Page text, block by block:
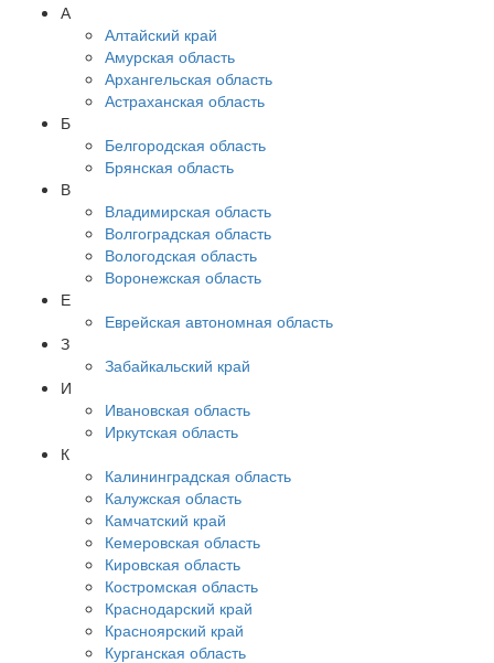
А
Алтайский край
Амурская область
Архангельская область
Астраханская область
Б
Белгородская область
Брянская область
В
Владимирская область
Волгоградская область
Вологодская область
Воронежская область
Е
Еврейская автономная область
З
Забайкальский край
И
Ивановская область
Иркутская область
К
Калининградская область
Калужская область
Камчатский край
Кемеровская область
Кировская область
Костромская область
Краснодарский край
Красноярский край
Курганская область